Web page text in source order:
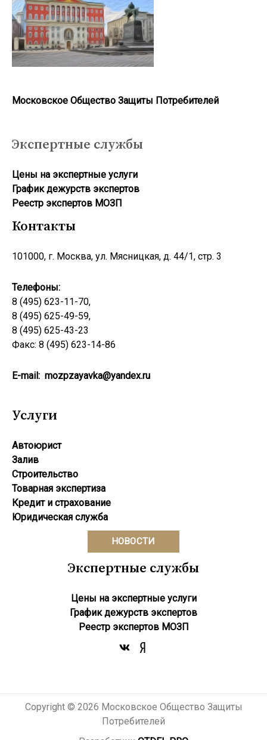
Московское Общество Защиты Потребителей
Экспертные службы
Цены на экспертные услуги
График дежурств экспертов
Реестр экcпертов МОЗП
Контакты
101000, г. Москва, ул. Мясницкая, д. 44/1, стр. 3
Телефоны:
8 (495) 623-11-70,
8 (495) 625-49-59,
8 (495) 625-43-23
Факс: 8 (495) 623-14-86
E-mail: mozpzayavka@yandex.ru
Услуги
Автоюрист
Залив
Строительство
Товарная экспертиза
Кредит и страхование
Юридическая служба
НОВОСТИ
Экспертные службы
Цены на экспертные услуги
График дежурств экспертов
Реестр экcпертов МОЗП
Copyright © 2026 Московское Общество Защиты
Потребителей